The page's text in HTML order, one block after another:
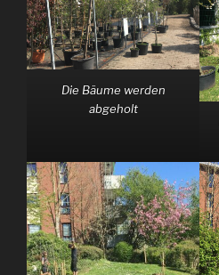
Die Bäume werden
abgeholt